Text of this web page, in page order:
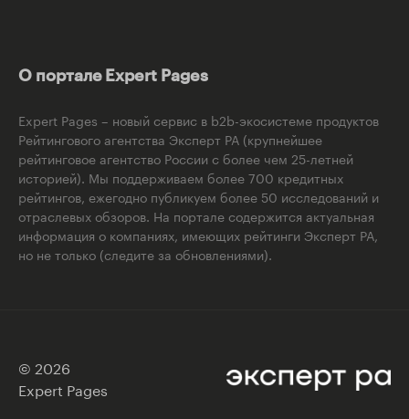
О портале Expert Pages
Expert Pages – новый сервис в b2b-экосистеме продуктов
Рейтингового агентства Эксперт РА (крупнейшее
рейтинговое агентство России с более чем 25-летней
историей). Мы поддерживаем более 700 кредитных
рейтингов, ежегодно публикуем более 50 исследований и
отраслевых обзоров. На портале содержится актуальная
информация о компаниях, имеющих рейтинги Эксперт РА,
но не только (следите за обновлениями).
© 2026
Expert Pages